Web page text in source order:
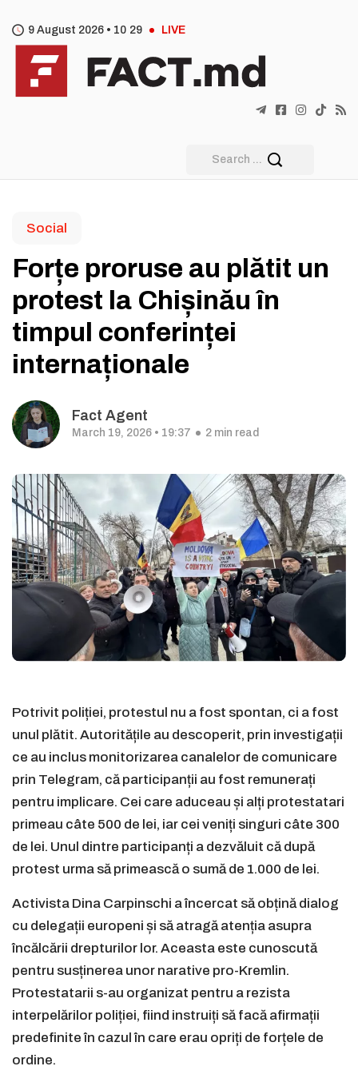
9 August 2026 • 10 29 LIVE
Social
Forțe proruse au plătit un
protest la Chișinău în
timpul conferinței
internaționale
Fact Agent
March 19, 2026 • 19:37 2 min read
Potrivit poliției, protestul nu a fost spontan, ci a fost
unul plătit. Autoritățile au descoperit, prin investigații
ce au inclus monitorizarea canalelor de comunicare
prin Telegram, că participanții au fost remunerați
pentru implicare. Cei care aduceau și alți protestatari
primeau câte 500 de lei, iar cei veniți singuri câte 300
de lei. Unul dintre participanți a dezvăluit că după
protest urma să primească o sumă de 1.000 de lei.
Activista Dina Carpinschi a încercat să obțină dialog
cu delegații europeni și să atragă atenția asupra
încălcării drepturilor lor. Aceasta este cunoscută
pentru susținerea unor narative pro-Kremlin.
Protestatarii s-au organizat pentru a rezista
interpelărilor poliției, fiind instruiți să facă afirmații
predefinite în cazul în care erau opriți de forțele de
ordine.